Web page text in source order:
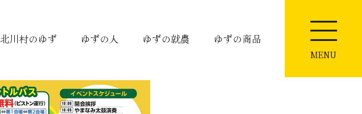
MENU
北川村のゆず ゆずの人 ゆずの就農 ゆずの商品